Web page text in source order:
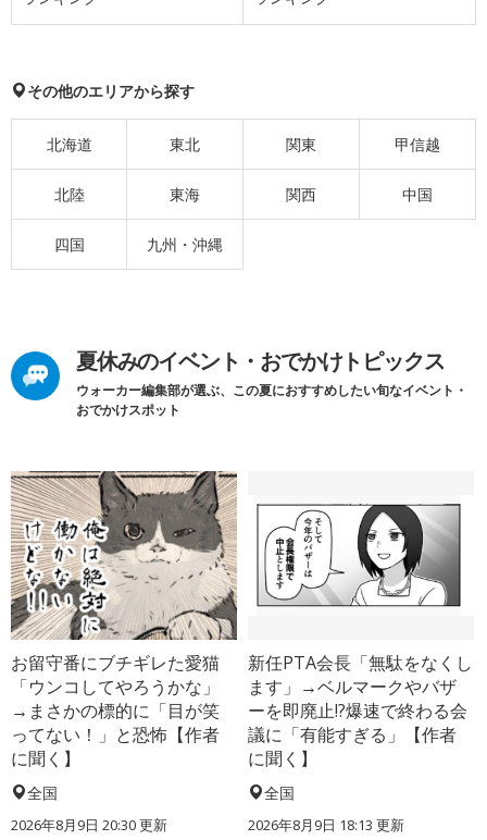
その他のエリアから探す
北海道 東北 関東 甲信越
北陸 東海 関西 中国
四国 九州・沖縄
夏休みのイベント・おでかけトピックス
ウォーカー編集部が選ぶ、この夏におすすめしたい旬なイベント・
おでかけスポット
お留守番にブチギレた愛猫
「ウンコしてやろうかな」
→まさかの標的に「目が笑
ってない！」と恐怖【作者
に聞く】
全国
2026年8月9日 20:30更新
新任PTA会長「無駄をなくし
ます」→ベルマークやバザ
ーを即廃止!?爆速で終わる会
議に「有能すぎる」【作者
に聞く】
全国
2026年8月9日 18:13 更新